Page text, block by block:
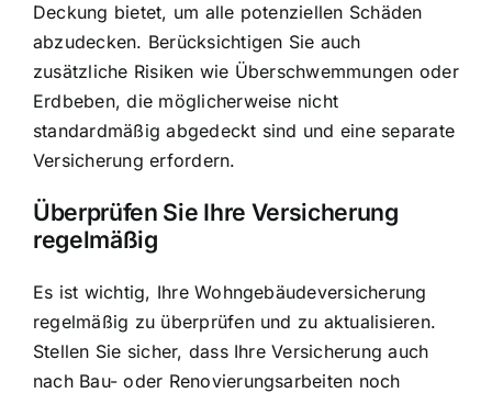
Deckung bietet, um alle potenziellen Schäden
abzudecken. Berücksichtigen Sie auch
zusätzliche Risiken wie Überschwemmungen oder
Erdbeben, die möglicherweise nicht
standardmäßig abgedeckt sind und eine separate
Versicherung erfordern.
Überprüfen Sie Ihre Versicherung
regelmäßig
Es ist wichtig, Ihre Wohngebäudeversicherung
regelmäßig zu überprüfen und zu aktualisieren.
Stellen Sie sicher, dass Ihre Versicherung auch
nach Bau- oder Renovierungsarbeiten noch